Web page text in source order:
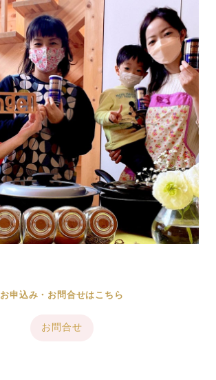
お申込み・お問合せはこちら
お問合せ